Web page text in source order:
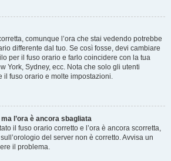
comunque l’ora che stai vedendo potrebbe
differente dal tuo. Se così fosse, devi cambiare
per il fuso orario e farlo coincidere con la tua
York, Sydney, ecc. Nota che solo gli utenti
il fuso orario e molte impostazioni.
l’ora è ancora sbagliata
il fuso orario corretto e l’ora è ancora scorretta,
del server non è corretto. Avvisa un
il problema.